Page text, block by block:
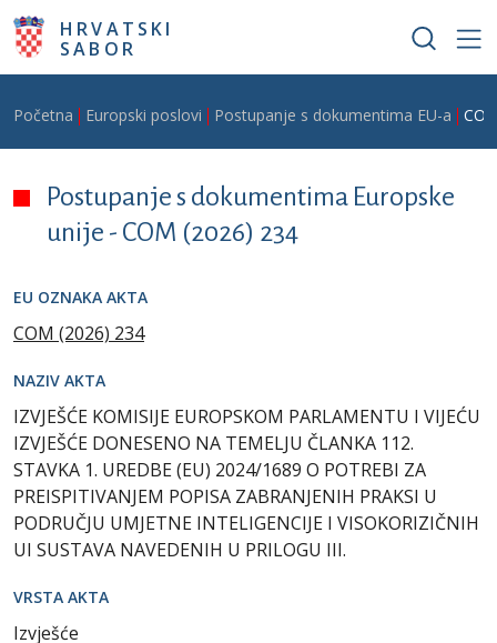
Skoči na glavni sadržaj
HRVATSKI
SABOR
Breadcrumb
Početna Europski poslovi Postupanje s dokumentima EU-a
Postupanje s dokumentima Europske
unije - COM (2026) 234
EU OZNAKA AKTA
COM (2026) 234
NAZIV AKTA
IZVJEŠĆE KOMISIJE EUROPSKOM PARLAMENTU I VIJEĆU
IZVJEŠĆE DONESENO NA TEMELJU ČLANKA 112.
STAVKA 1. UREDBE (EU) 2024/1689 O POTREBI ZA
PREISPITIVANJEM POPISA ZABRANJENIH PRAKSI U
PODRUČJU UMJETNE INTELIGENCIJE I VISOKORIZIČNIH
UI SUSTAVA NAVEDENIH U PRILOGU III.
VRSTA AKTA
Izvješće